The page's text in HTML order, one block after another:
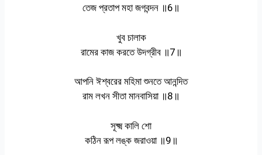
তেজ প্রতাপ মহা জগবন্দন ॥6॥
খুব চালাক
রামের কাজ করতে উদগ্রীব ॥7॥
আপনি ঈশ্বরের মহিমা শুনতে আনন্দিত
রাম লখন সীতা মানবাসিয়া ॥8॥
সূক্ষ্ম কালি শো
কঠিন রূপ লঙ্ক জরাওয়া ॥9॥